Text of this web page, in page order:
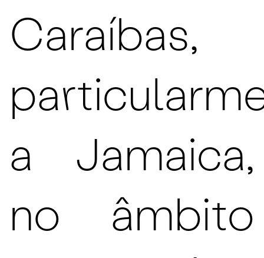
Caraíbas,
a Jamaica,
no âmbito